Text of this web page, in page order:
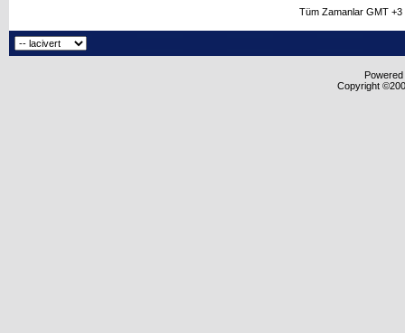
Tüm Zamanlar GMT
Copyright